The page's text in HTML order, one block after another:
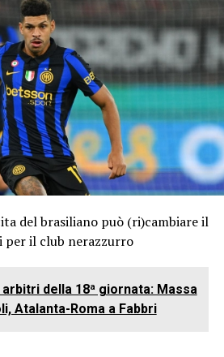
del brasiliano può (ri)cambiare il
per il club nerazzurro
della 18ª giornata: Massa
Atalanta-Roma a Fabbri